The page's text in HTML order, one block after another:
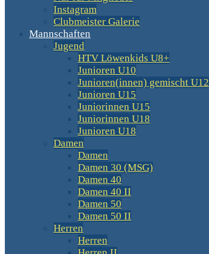
Instagram
Clubmeister Galerie
Mannschaften
Jugend
HTV Löwenkids U8+
Junioren U10
Junioren(innen) gemischt U12
Junioren U15
Juniorinnen U15
Juniorinnen U18
Junioren U18
Damen
Damen
Damen 30 (MSG)
Damen 40
Damen 40 II
Damen 50
Damen 50 II
Herren
Herren